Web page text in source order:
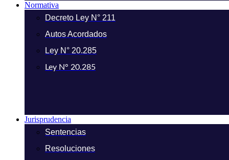
Normativa
Decreto Ley N° 211
Autos Acordados
Ley N° 20.285
Ley N° 20.285
Jurisprudencia
Sentencias
Resoluciones